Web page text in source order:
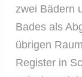
zwei Bädern
Bades als
übrigen
Register in